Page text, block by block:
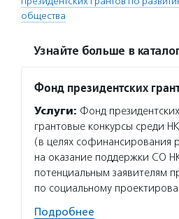
общества
Узнайте больше в
Фонд президентских
Услуги: Фонд
грантовые конкурсы среди
(в целях софинансирования
на оказание поддержки СО
потенциальным заявителям
по социальному
Подробнее